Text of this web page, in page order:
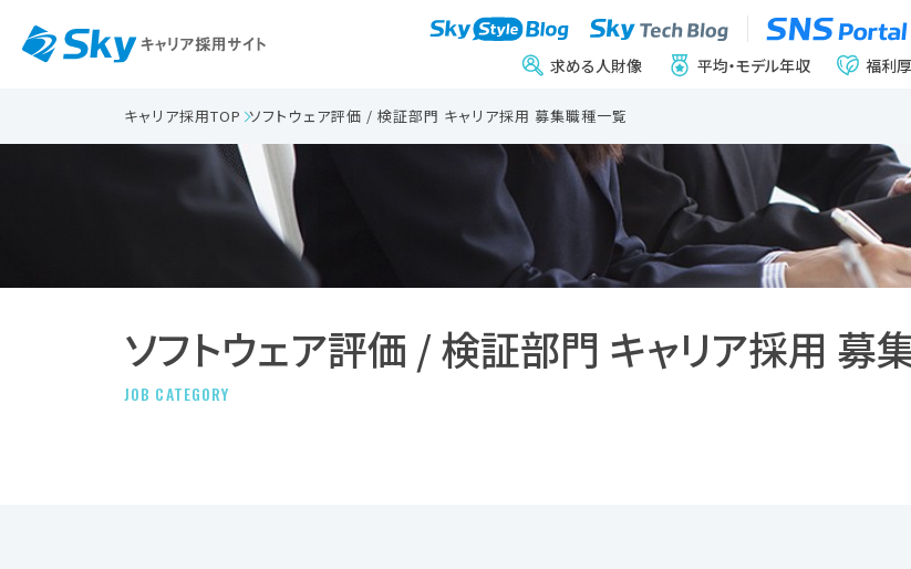
求める人財像 平均・モデル年収 福利
キャリア採用TOP ソフトウェア評価 / 検証部門 キャリア採用 募集職種一覧
ソフトウェア評価 / 検証部門 キャリア採用 募
JOB CATEGORY